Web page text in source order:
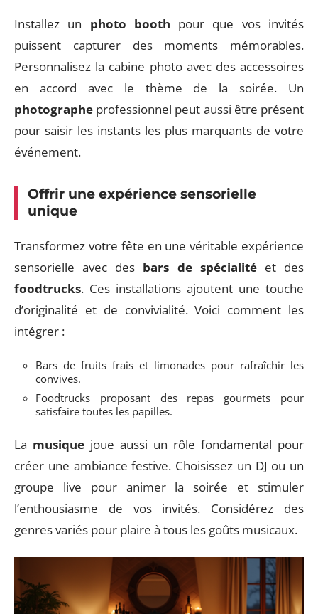
Installez un photo booth pour que vos invités
puissent capturer des moments mémorables.
Personnalisez la cabine photo avec des accessoires
en accord avec le thème de la soirée. Un
photographe professionnel peut aussi être présent
pour saisir les instants les plus marquants de votre
événement.
Offrir une expérience sensorielle
unique
Transformez votre fête en une véritable expérience
sensorielle avec des bars de spécialitéet des
foodtrucks. Ces installations ajoutent une touche
d’originalité et de convivialité. Voici comment les
intégrer :
Bars de fruits frais et limonades pour rafraîchir les
convives.
Foodtrucks proposant des repas gourmets pour
satisfaire toutes les papilles.
La musique joue aussi un rôle fondamental pour
créer une ambiance festive. Choisissez un DJ ou un
groupe live pour animer la soirée et stimuler
l’enthousiasme de vos invités. Considérez des
genres variés pour plaire à tous les goûts musicaux.